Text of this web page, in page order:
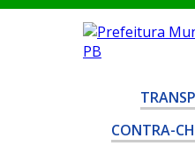
CONTRA-